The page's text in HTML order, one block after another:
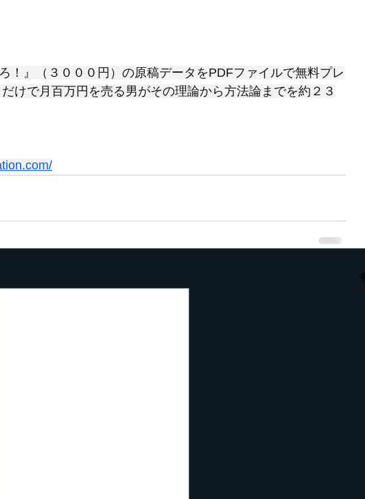
！』（３０００円）の原稿データをPDFファイルで無料プレ
けで月百万円を売る男がその理論から方法論までを約２３